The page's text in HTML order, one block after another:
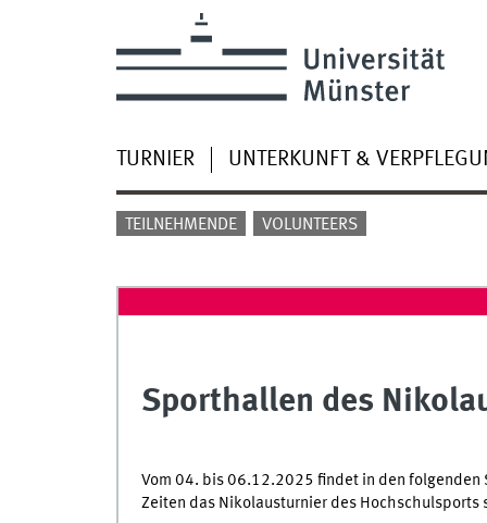
TURNIER UNTERKUNFT &
TEILNEHMENDE VOLUNTEERS
Sporthallen des
Vom 04. bis 06.12.2025 findet in den folgenden
Zeiten das Nikolausturnier des Hochschulsports